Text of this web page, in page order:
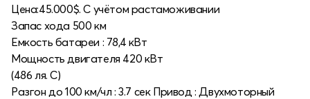
Цена:45.000$. С учётом растаможивании
Запас хода 500 км
Емкость батареи : 78,4 кВт
Мощность двигателя 420 кВт
(486 ля. С)
Разгон до 100 км/чл : 3.7 сек Привод : Двухмоторный